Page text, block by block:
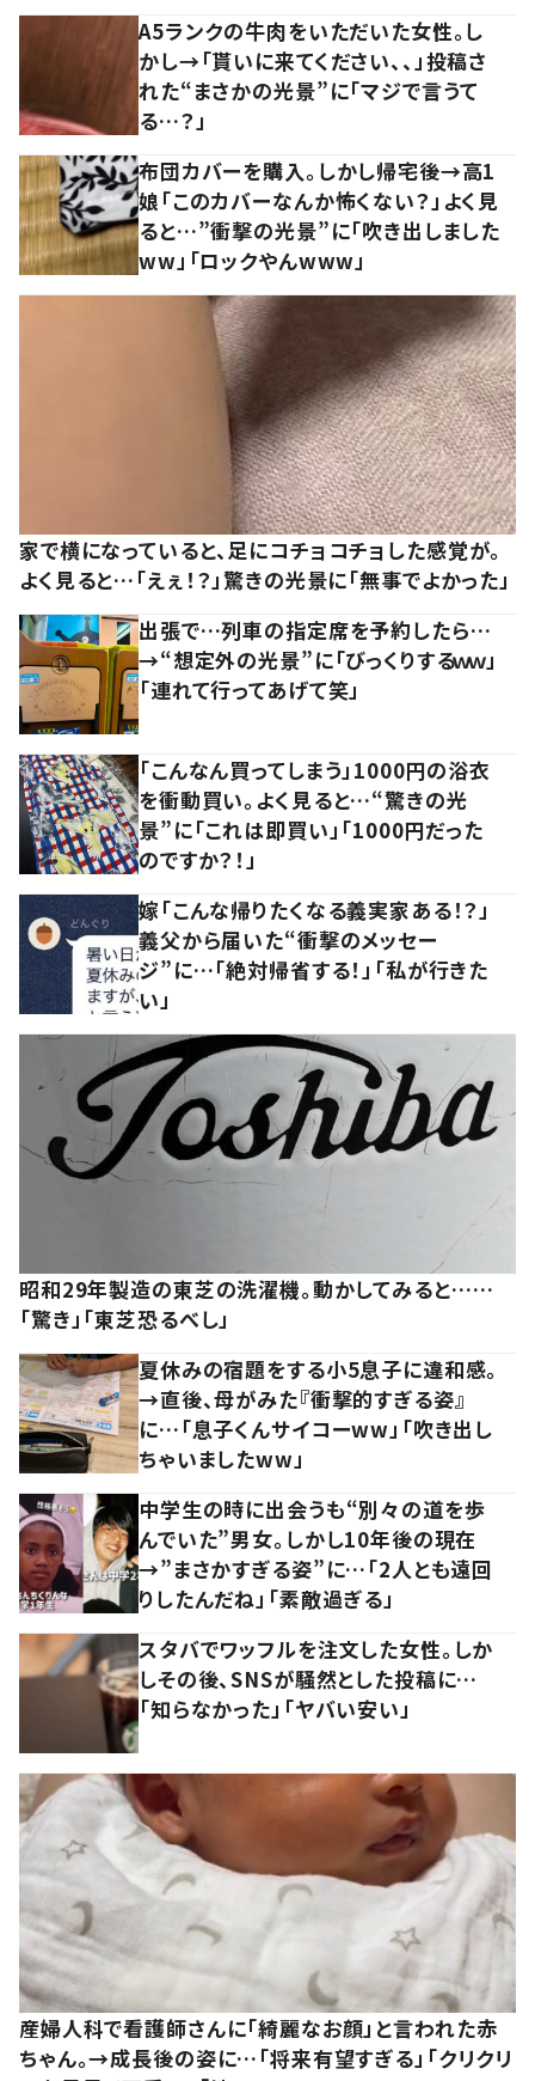
A5ランクの牛肉をいただいた女性。し
かし→「貰いに来てください、、」投稿さ
れた“まさかの光景”に「マジで言うて
る…？」
布団カバーを購入。しかし帰宅後→高1
娘「このカバーなんか怖くない？」よく見
ると…”衝撃の光景”に「吹き出しました
ww」「ロックやんwww」
家で横になっていると、足にコチョコチョした感覚が。
よく見ると…「えぇ！？」驚きの光景に「無事でよかった」
出張で…列車の指定席を予約したら…
→“想定外の光景”に「びっくりするｗｗ」
「連れて行ってあげて笑」
「こんなん買ってしまう」1000円の浴衣
を衝動買い。よく見ると…“驚きの光
景”に「これは即買い」「1000円だった
のですか？！」
嫁「こんな帰りたくなる義実家ある！？」
義父から届いた“衝撃のメッセー
ジ”に…「絶対帰省する！」「私が行きた
い」
昭和29年製造の東芝の洗濯機。動かしてみると……
「驚き」「東芝恐るべし」
夏休みの宿題をする小5息子に違和感。
→直後、母がみた『衝撃的すぎる姿』
に…「息子くんサイコーww」「吹き出し
ちゃいましたww」
中学生の時に出会うも“別々の道を歩
んでいた”男女。しかし10年後の現在
→”まさかすぎる姿”に…「2人とも遠回
りしたんだね」「素敵過ぎる」
スタバでワッフルを注文した女性。しか
しその後、SNSが騒然とした投稿に…
「知らなかった」「ヤバい安い」
産婦人科で看護師さんに「綺麗なお顔」と言われた赤
ちゃん。→成長後の姿に…「将来有望すぎる」「クリクリ